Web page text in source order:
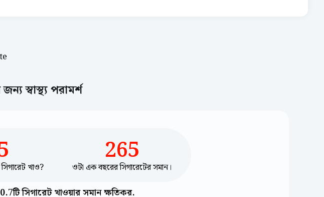
স্বাস্থ্য পরামর্শ
খাও?
265
ওটা এক বছরের সিগারেটের সমান।
সিগারেট খাওয়ার সমান ক্ষতিকর.